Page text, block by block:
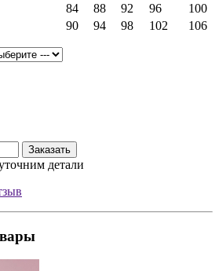
84 88 92 96
100
90 94 98 102 106
Заказать
детали